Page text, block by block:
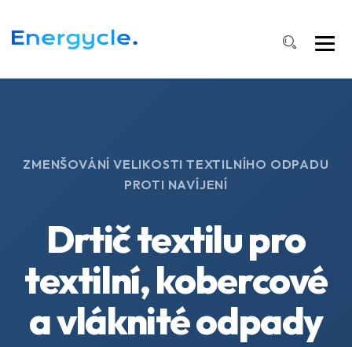
ZMENŠOVÁNÍ VELIKOSTI TEXTILNÍHO ODPADU
PROTI NAVÍJENÍ
Drtič textilu pro
textilní, kobercové
a vláknité odpady